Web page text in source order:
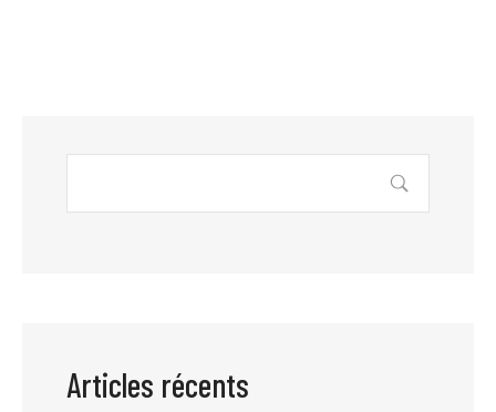
Articles récents